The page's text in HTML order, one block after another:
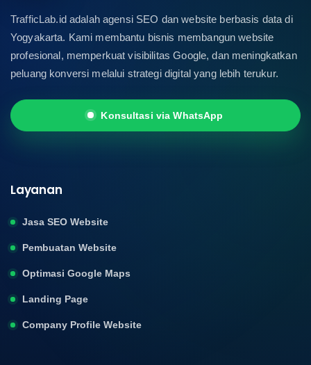
TrafficLab.id adalah agensi SEO dan website berbasis data di
Yogyakarta. Kami membantu bisnis membangun website
profesional, memperkuat visibilitas Google, dan meningkatkan
peluang konversi melalui strategi digital yang lebih terukur.
Konsultasi via WhatsApp
Layanan
Jasa SEO Website
Pembuatan Website
Optimasi Google Maps
Landing Page
Company Profile Website